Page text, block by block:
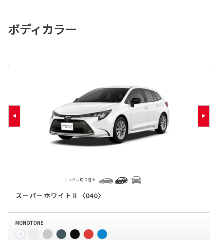
ボディカラー
スーパーホワイトⅡ〈040〉
アングル切り替え
MONOTONE